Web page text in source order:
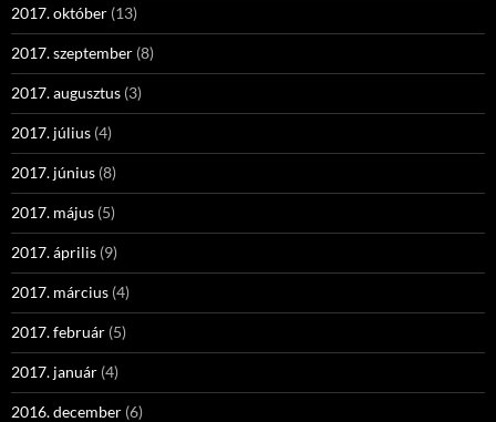
2017. október (13)
2017. szeptember (8)
2017. augusztus (3)
2017. július (4)
2017. június (8)
2017. május (5)
2017. április (9)
2017. március (4)
2017. február (5)
2017. január (4)
2016. december (6)